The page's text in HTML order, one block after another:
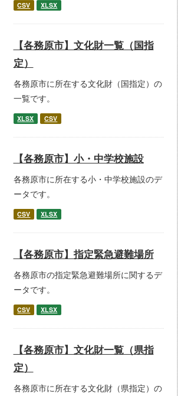
CSV XLSX
【各務原市】文化財一覧（国指
定）
各務原市に所在する文化財（国指定）の
一覧です。
XLSX CSV
【各務原市】小・中学校施設
各務原市に所在する小・中学校施設のデ
ータです。
CSV XLSX
【各務原市】指定緊急避難場所
各務原市の指定緊急避難場所に関するデ
ータです。
CSV XLSX
【各務原市】文化財一覧（県指
定）
各務原市に所在する文化財（県指定）の